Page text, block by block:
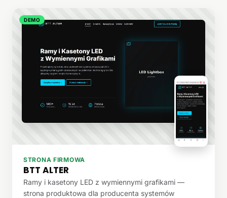
DEMO
STRONA FIRMOWA
BTT ALTER
Ramy i kasetony LED z wymiennymi grafikami —
strona produktowa dla producenta systemów